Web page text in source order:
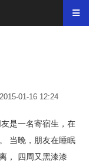
01-16 12:24
是一名寄宿生，在
当晚，朋友在睡眠
， 四周又黑漆漆